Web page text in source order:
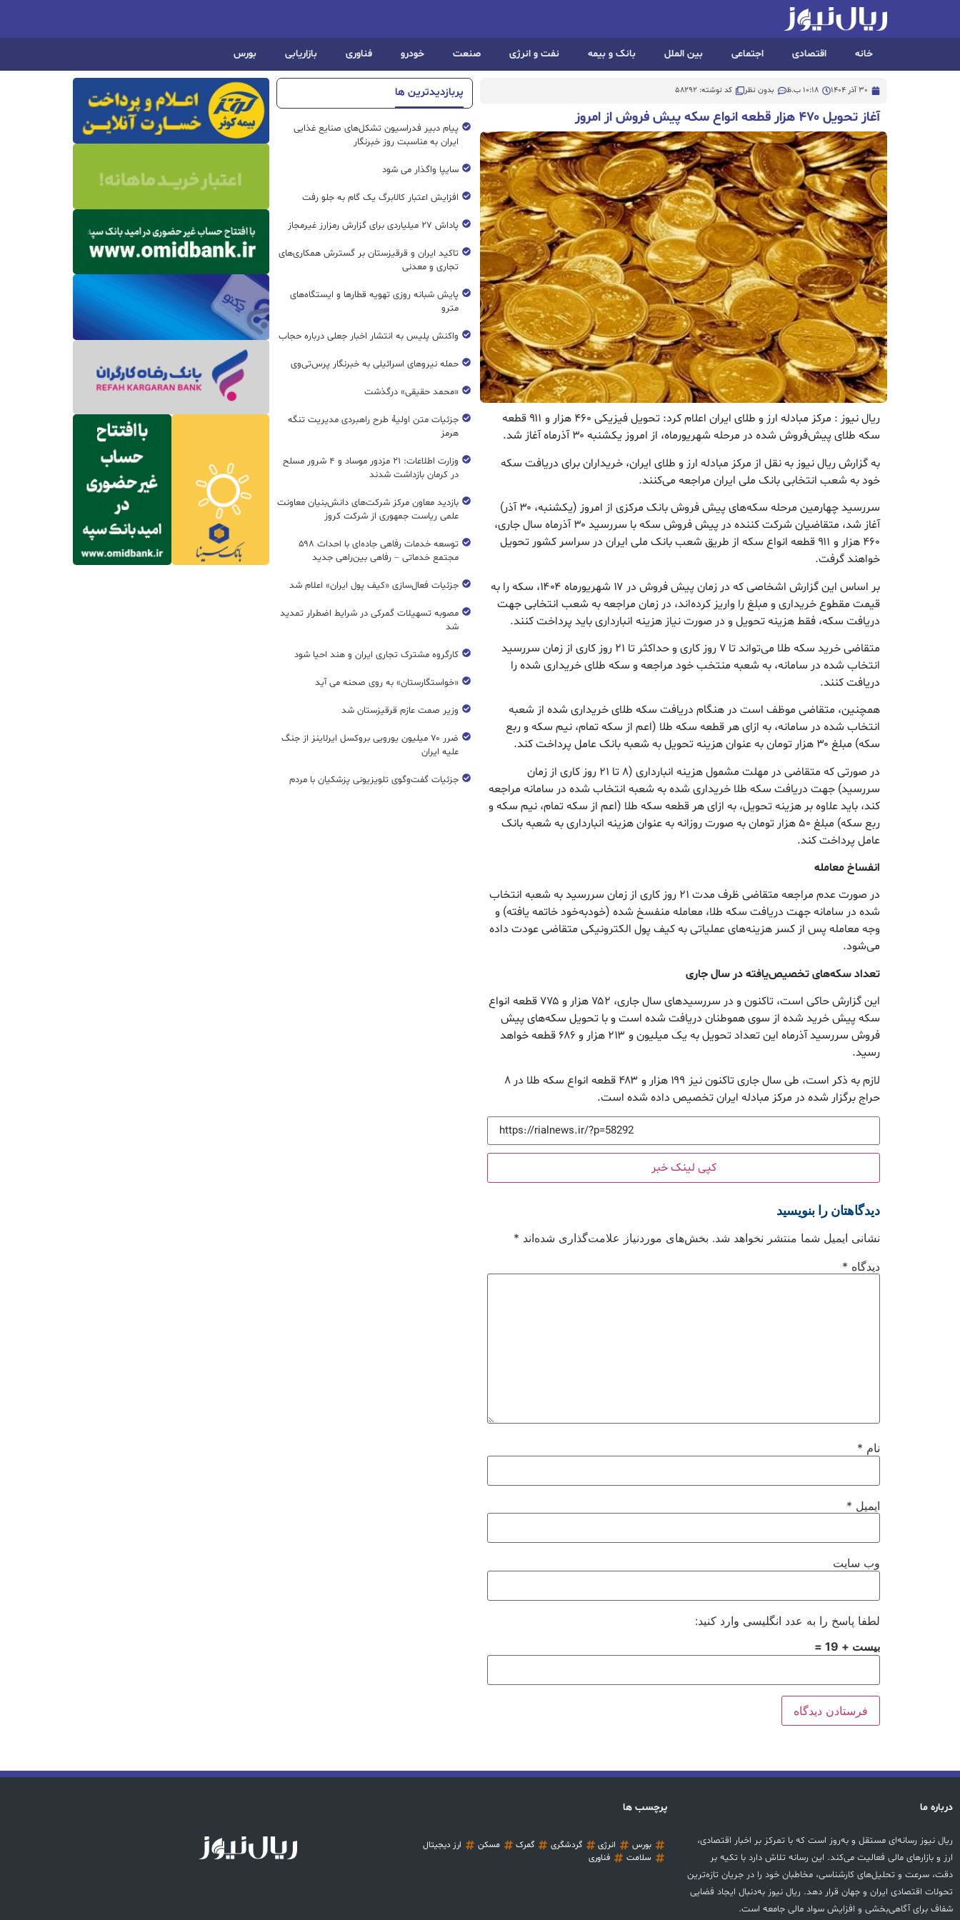
خانه اقتصادی اجتماعی بین الملل بانک و بیمه نفت و انرژی صنعت خودرو فناوری بازاریابی بورس
30 آذر 1404 10:18 ب.ظ بدون نظر کد نوشته: 58292
آغاز تحویل ۴۷۰ هزار قطعه انواع سکه پیش فروش از امروز
ریال نیوز : مرکز مبادله ارز و طلای ایران اعلام کرد: تحویل فیزیکی ۴۶۰ هزار و ۹۱۱ قطعه
سکه طلای پیش‌فروش شده در مرحله شهریورماه، از امروز یکشنبه ۳۰ آذرماه آغاز شد.
به گزارش ریال نیوز به نقل از مرکز مبادله ارز و طلای ایران، خریداران برای دریافت سکه
خود به شعب انتخابی بانک ملی ایران مراجعه می‌کنند.
سررسید چهارمین مرحله سکه‌های پیش فروش بانک مرکزی از امروز (یکشنبه، ۳۰ آذر)
آغاز شد، متقاضیان شرکت کننده در پیش فروش سکه با سررسید ۳۰ آذرماه سال جاری،
۴۶۰ هزار و ۹۱۱ قطعه انواع سکه از طریق شعب بانک ملی ایران در سراسر کشور تحویل
خواهند گرفت.
بر اساس این گزارش اشخاصی که در زمان پیش فروش در ۱۷ شهریورماه ۱۴۰۴، سکه را به
قیمت مقطوع خریداری و مبلغ را واریز کرده‌اند، در زمان مراجعه به شعب انتخابی جهت
دریافت سکه، فقط هزینه تحویل و در صورت نیاز هزینه انبارداری باید پرداخت کنند.
متقاضی خرید سکه طلا می‌تواند تا ۷ روز کاری و حداکثر تا ۲۱ روز کاری از زمان سررسید
انتخاب شده در سامانه، به شعبه منتخب خود مراجعه و سکه طلای خریداری شده را
دریافت کنند.
همچنین، متقاضی موظف است در هنگام دریافت سکه طلای خریداری شده از شعبه
انتخاب شده در سامانه، به ازای هر قطعه سکه طلا (اعم از سکه تمام، نیم سکه و ربع
سکه) مبلغ ۳۰ هزار تومان به عنوان هزینه تحویل به شعبه بانک عامل پرداخت کند.
در صورتی که متقاضی در مهلت مشمول هزینه انبارداری (۸ تا ۲۱ روز کاری از زمان
سررسید) جهت دریافت سکه طلا خریداری شده به شعبه انتخاب شده در سامانه مراجعه
کند، باید علاوه بر هزینه تحویل، به ازای هر قطعه سکه طلا (اعم از سکه تمام، نیم سکه و
ربع سکه) مبلغ ۵۰ هزار تومان به صورت روزانه به عنوان هزینه انبارداری به شعبه بانک
عامل پرداخت کند.
انفساخ معامله
در صورت عدم مراجعه متقاضی ظرف مدت ۲۱ روز کاری از زمان سررسید به شعبه انتخاب
شده در سامانه جهت دریافت سکه طلا، معامله منفسخ شده (خودبه‌خود خاتمه یافته) و
وجه معامله پس از کسر هزینه‌های عملیاتی به کیف پول الکترونیکی متقاضی عودت داده
می‌شود.
تعداد سکه‌های تخصیص‌یافته در سال جاری
این گزارش حاکی است، تاکنون و در سررسیدهای سال جاری، ۷۵۲ هزار و ۷۷۵ قطعه انواع
سکه پیش خرید شده از سوی هموطنان دریافت شده است و با تحویل سکه‌های پیش
فروش سررسید آذرماه این تعداد تحویل به یک میلیون و ۲۱۳ هزار و ۶۸۶ قطعه خواهد
رسید.
لازم به ذکر است، طی سال جاری تاکنون نیز ۱۹۹ هزار و ۴۸۳ قطعه انواع سکه طلا در ۸
حراج برگزار شده در مرکز مبادله ایران تخصیص داده شده است.
کپی لینک خبر
دیدگاهتان را بنویسید
نشانی ایمیل شما منتشر نخواهد شد. بخش‌های موردنیاز علامت‌گذاری شده‌اند *
دیدگاه *
نام *
ایمیل *
وب‌ سایت
لطفا پاسخ را به عدد انگلیسی وارد کنید:
بیست + 19 =
پربازدیدترین ها
پیام دبیر فدراسیون تشکل‌های صنایع غذایی
ایران به مناسبت روز خبرنگار
سایپا واگذار می شود
افزایش اعتبار کالابرگ یک گام به جلو رفت
پاداش ۲۷ میلیاردی برای گزارش رمزارز غیرمجاز
تاکید ایران و قرقیزستان بر گسترش همکاری‌های
تجاری و معدنی
پایش شبانه روزی تهویه قطار‌ها و ایستگاه‌های
مترو
واکنش پلیس به انتشار اخبار جعلی درباره حجاب
حمله نیروهای اسرائیلی به خبرنگار پرس‌تی‌وی
«محمد حقیقی» درگذشت
جزئیات متن اولیۀ طرح راهبردی مدیریت تنگه
هرمز
وزارت اطلاعات: ۲۱ مزدور موساد و ۴ شرور مسلح
در کرمان بازداشت شدند
بازدید معاون مرکز شرکت‌های دانش‌بنیان معاونت
علمی ریاست جمهوری از شرکت کروز
توسعه خدمات رفاهی جاده‌ای با احداث ۵۹۸
مجتمع خدماتی – رفاهی بین‌راهی جدید
جزئیات فعال‌سازی «کیف پول ایران» اعلام شد
مصوبه تسهیلات گمرکی در شرایط اضطرار تمدید
شد
کارگروه مشترک تجاری ایران و هند احیا شود
«خواستگارستان» به روی صحنه می آید
وزیر صمت عازم قرقیزستان شد
ضرر ۷۰ میلیون یورویی بروکسل ایرلاینز از جنگ
علیه ایران
جزئیات گفت‌وگوی تلویزیونی پزشکیان با مردم
درباره ما
ریال نیوز رسانه‌ای مستقل و به‌روز است که با تمرکز بر اخبار اقتصادی،
ارز و بازارهای مالی فعالیت می‌کند. این رسانه تلاش دارد با تکیه بر
دقت، سرعت و تحلیل‌های کارشناسی، مخاطبان خود را در جریان تازه‌ترین
تحولات اقتصادی ایران و جهان قرار دهد. ریال نیوز به‌دنبال ایجاد فضایی
شفاف برای آگاهی‌بخشی و افزایش سواد مالی جامعه است.
پرچسب ها
بورس انرژی گردشگری گمرک مسکن
ارز دیجیتال
سلامت
فناوری